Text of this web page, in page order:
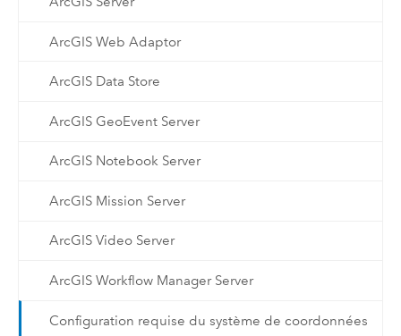
ArcGIS Web Adaptor
ArcGIS Data Store
ArcGIS GeoEvent Server
ArcGIS Notebook Server
ArcGIS Mission Server
ArcGIS Video Server
ArcGIS Workflow Manager Server
Configuration requise du système de coordonnées